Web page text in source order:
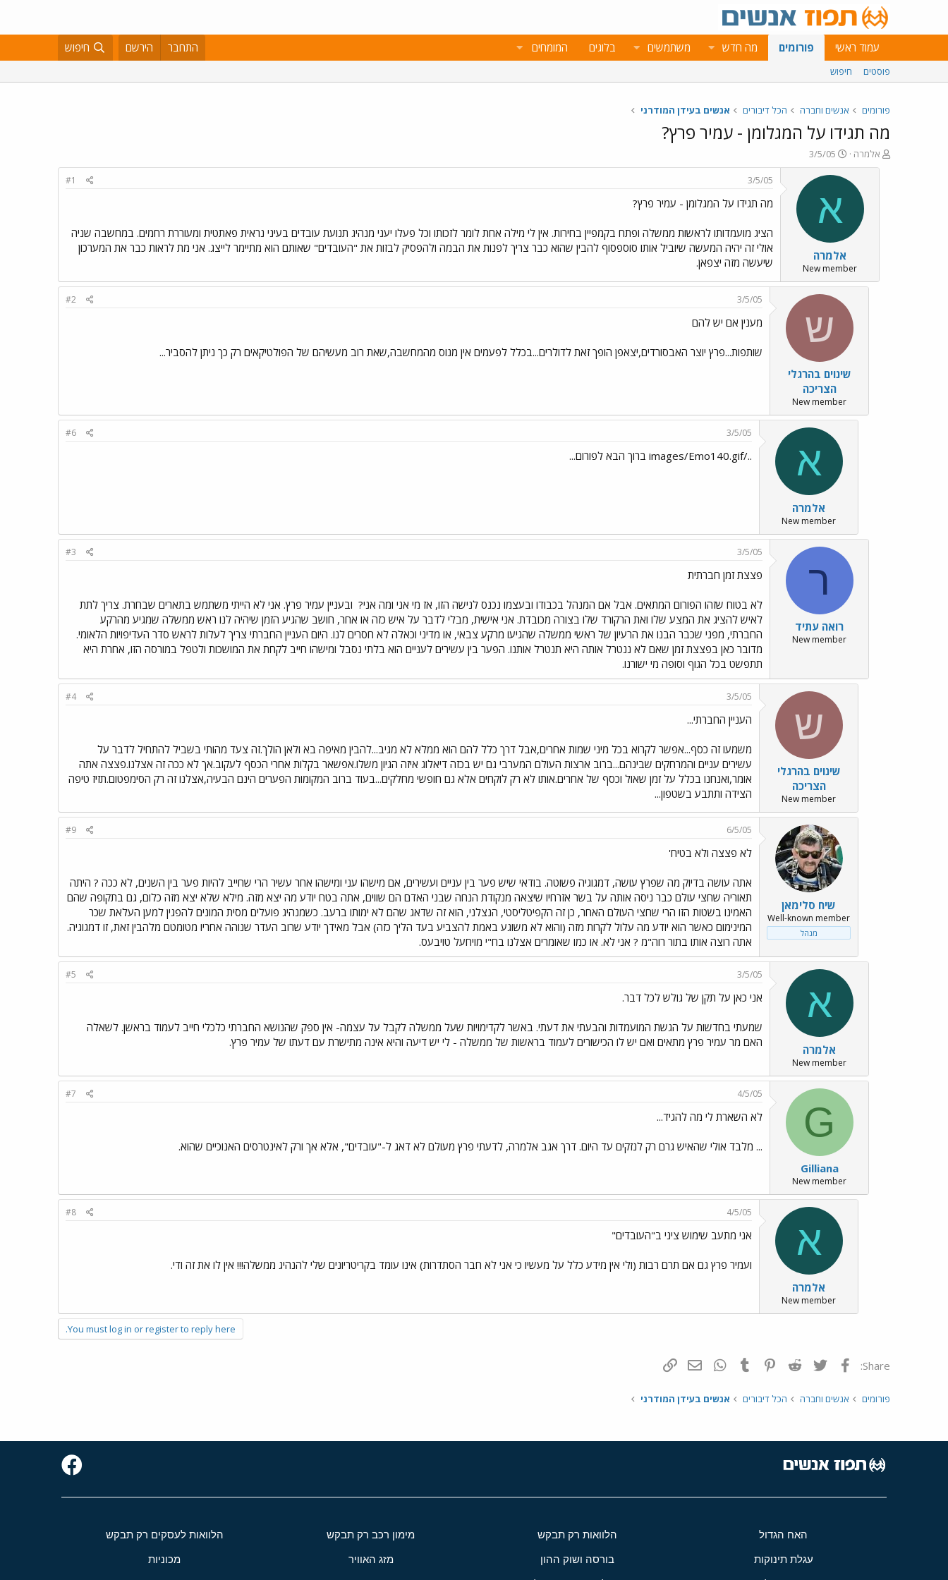
עמוד ראשי פורומים מה חדש משתמשים בלוגים המומחים התחבר הירשם חיפוש
פוסטים חיפוש
פורומים אנשים וחברה הכל דיבורים אנשים בעידן המודרני
מה תגידו על המגלומן - עמיר פרץ?
פ
ו
אלמרה
פ
ו
ר
ם
ב
א
ר
י
ך
3/5/05
א
אלמרה
New member
3/5/05
#1
מה תגידו על המגלומן - עמיר פרץ?
הציג מועמדותו לראשות ממשלה ופתח בקמפיין בחירות. אין לי מילה אחת לומר לזכותו וכל פעלו יעני מנהיג תנועת עובדים בעיני נראית פאתטית ומעוררת רחמים. במחשבה שניה
אולי זה יהיה המעשה שיוביל אותו סוספסוף להבין שהוא כבר צריך לפנות את הבמה ולהפסיק לבזות את "העובדים" שאותם הוא מתיימר לייצג. אני מת לראות כבר את המערכון
שיעשה מזה יצפאן.
ש
שינוים בהרגלי
הצריכה
New member
3/5/05
#2
מענין אם יש להם
שותפות...פרץ יוצר האבסורדים,יצאפן הופך זאת לדולרים...בכלל לפעמים אין מנוס מהמחשבה,שאת רוב מעשיהם של הפולטיקאים רק כך ניתן להסביר...
א
אלמרה
New member
3/5/05
#6
../images/Emo140.gif ברוך הבא לפורום...
ר
רואה עתיד
New member
3/5/05
#3
פצצת זמן חברתית
לא בטוח שזהו הפורום המתאים. אבל אם המנהל בכבודו ובעצמו נכנס לנישה הזו, אז מי אני ומה אני? ובעניין עמיר פרץ. אני לא הייתי משתמש בתארים שבחרת. צריך לתת
לאיש להציג את המצע שלו ואת הרקורד שלו בצורה מכובדת. אני אישית, מבלי לדבר על איש כזה או אחר, חושב שהגיע הזמן שיהיה לנו ראש ממשלה שמגיע מהרקע
החברתי, מפני שכבר הבנו את הרעיון של ראשי ממשלה שהגיעו מרקע צבאי, או מדיני וכאלה לא חסרים לנו. היום העניין החברתי צריך לעלות לראש סדר העדיפויות הלאומי.
מדובר כאן בפצצת זמן שאם לא ננטרל אותה היא תנטרל אותנו. הפער בין עשירים לעניים הוא בלתי נסבל ומישהו חייב לקחת את המושכות ולטפל במורסה הזו, אחרת היא
תתפשט בכל הגוף וסופה מי ישורנו.
ש
שינוים בהרגלי
הצריכה
New member
3/5/05
#4
העניין החברתי...
משמעו זה כסף...אפשר לקרוא בכל מיני שמות אחרים,אבל דרך כלל להם הוא ממלא לא מגיב...להבין מאיפה בא ולאן הולך.זה צעד מהותי בשביל להתחיל לדבר על
עשירים עניים והמרחקים שבינהם...ברוב ארצות העולם המערבי גם יש בכזה דיאלוג איזה הגיון משלו.אפשאר בקלות אחרי הכסף לעקוב.אך לא ככה זה אצלנו.פצצה אתה
אומר,ואנחנו בכלל על זמן שאול וכסף של אחרים.אותו לא רק לוקחים אלא גם חופשי מחלקים...בעוד ברוב המקומות הפערים הינם הבעיה,אצלנו זה רק הסימפטום.תזיז טיפה
הצידה ותתבע בשטפון...
שיח סלימאן
Well-known member
מנהל
6/5/05
#9
לא פצצה ולא בטיח'
אתה עושה בדיוק מה שפרץ עושה, דמגוגיה פשוטה. בודאי שיש פער בין עניים ועשירים, אם מישהו עני ומישהו אחר עשיר הרי שחייב להיות פער בין השנים, לא ככה ? היתה
תאוריה שחצי עולם כבר ניסה אותה על בשר אזרחיו שיצאה מנקודת הנחה שבני האדם הם שווים, אתה בטח יודע מה יצא מזה. מילא שלא יצא מזה כלום, גם בתקופה שהם
האמינו בשטות הזו הרי שחצי העולם האחר, כן זה הקפיטליסטי, הנצלני, הוא זה שדאג שהם לא ימותו ברעב. כשמנהיג פועלים מסית המונים להפגין למען העלאת שכר
המינימום כאשר הוא יודע מה עלול לקרות מזה (והוא לא משוגע באמת להצביע בעד הליך כזה) אבל מאידך יודע שרוב העדר שנוהה אחריו מטומטם מלהבין זאת, זו דמגוגיה.
אתה רוצה אותו בתור רוה"מ ? אני לא. או כמו שאומרים אצלנו בח"י מויחעל טויבעס.
א
אלמרה
New member
3/5/05
#5
אני כאן על תקן של גולש לכל דבר.
שמעתי בחדשות על הגשת המועמדות והבעתי את דעתי. באשר לקדימויות שעל ממשלה לקבל על עצמה- אין ספק שהנושא החברתי כלכלי חייב לעמוד בראשן. לשאלה
האם מר עמיר פרץ מתאים ואם יש לו הכישורים לעמוד בראשות של ממשלה - לי יש דיעה והיא אינה מתישרת עם דעתו של עמיר פרץ.
G
Gilliana
New member
4/5/05
#7
לא השארת לי מה להגיד...
... מלבד אולי שהאיש גרם רק לנזקים עד היום. דרך אגב אלמרה, לדעתי פרץ מעולם לא דאג ל-"עובדים", אלא אך ורק לאינטרסים האנוכיים שהוא.
א
אלמרה
New member
4/5/05
#8
אני מתעב שימוש ציני ב"העובדים"
ועמיר פרץ גם אם תרם רבות (ולי אין מידע כלל על מעשיו כי אני לא חבר הסתדרות) אינו עומד בקריטריונים שלי להנהיג ממשלה!!! אין לו את זה ודי.
You must log in or register to reply here.
Share: פייסבוק Twitter
Reddit
Pinterest
Tumblr
WhatsAppדואר אלקטרוני
פורומים אנשים וחברה הכל דיבורים אנשים בעידן המודרני
האח הגדול הלוואות רק תבקש מימון רכב רק תבקש הלוואות לעסקים רק תבקש
עגלת תינוקות בורסה ושוק ההון מזג האוויר מכוניות